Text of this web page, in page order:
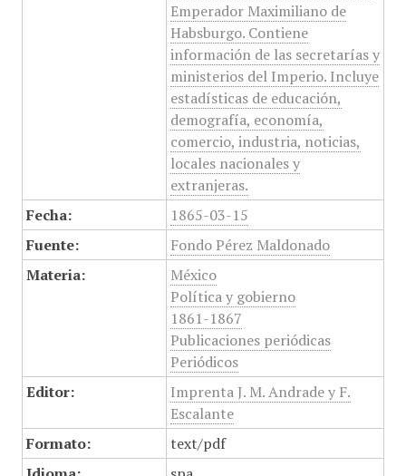
Emperador Maximiliano de
Habsburgo. Contiene
información de las secretarías y
ministerios del Imperio. Incluye
estadísticas de educación,
demografía, economía,
comercio, industria, noticias,
locales nacionales y
extranjeras.
Fecha:
1865-03-15
Fuente:
Fondo Pérez Maldonado
Materia:
México
Política y gobierno
1861-1867
Publicaciones periódicas
Periódicos
Editor:
Imprenta J. M. Andrade y F.
Escalante
Formato:
text/pdf